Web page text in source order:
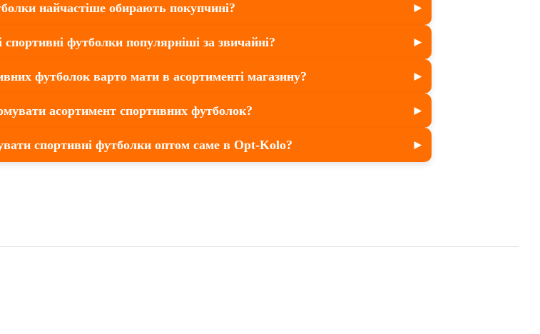
найчастіше обирають покупчині?
спортивні футболки популярніші за звичайні?
футболок варто мати в асортименті магазину?
асортимент спортивних футболок?
спортивні футболки оптом саме в Opt-Kolo?